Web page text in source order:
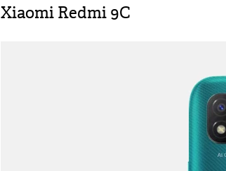
Xiaomi Redmi 9C